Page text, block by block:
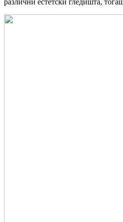
различни естетски гледишта,